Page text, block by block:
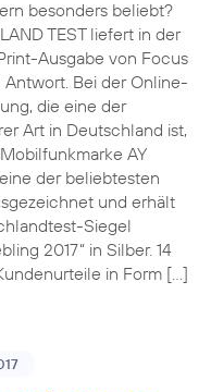
besonders beliebt?
TEST liefert in der
Ausgabe von Focus
Antwort. Bei der Online-
die eine der
Art in Deutschland ist,
AY
der beliebtesten
und erhält
Siegel
2017“ in Silber. 14
in Form […]